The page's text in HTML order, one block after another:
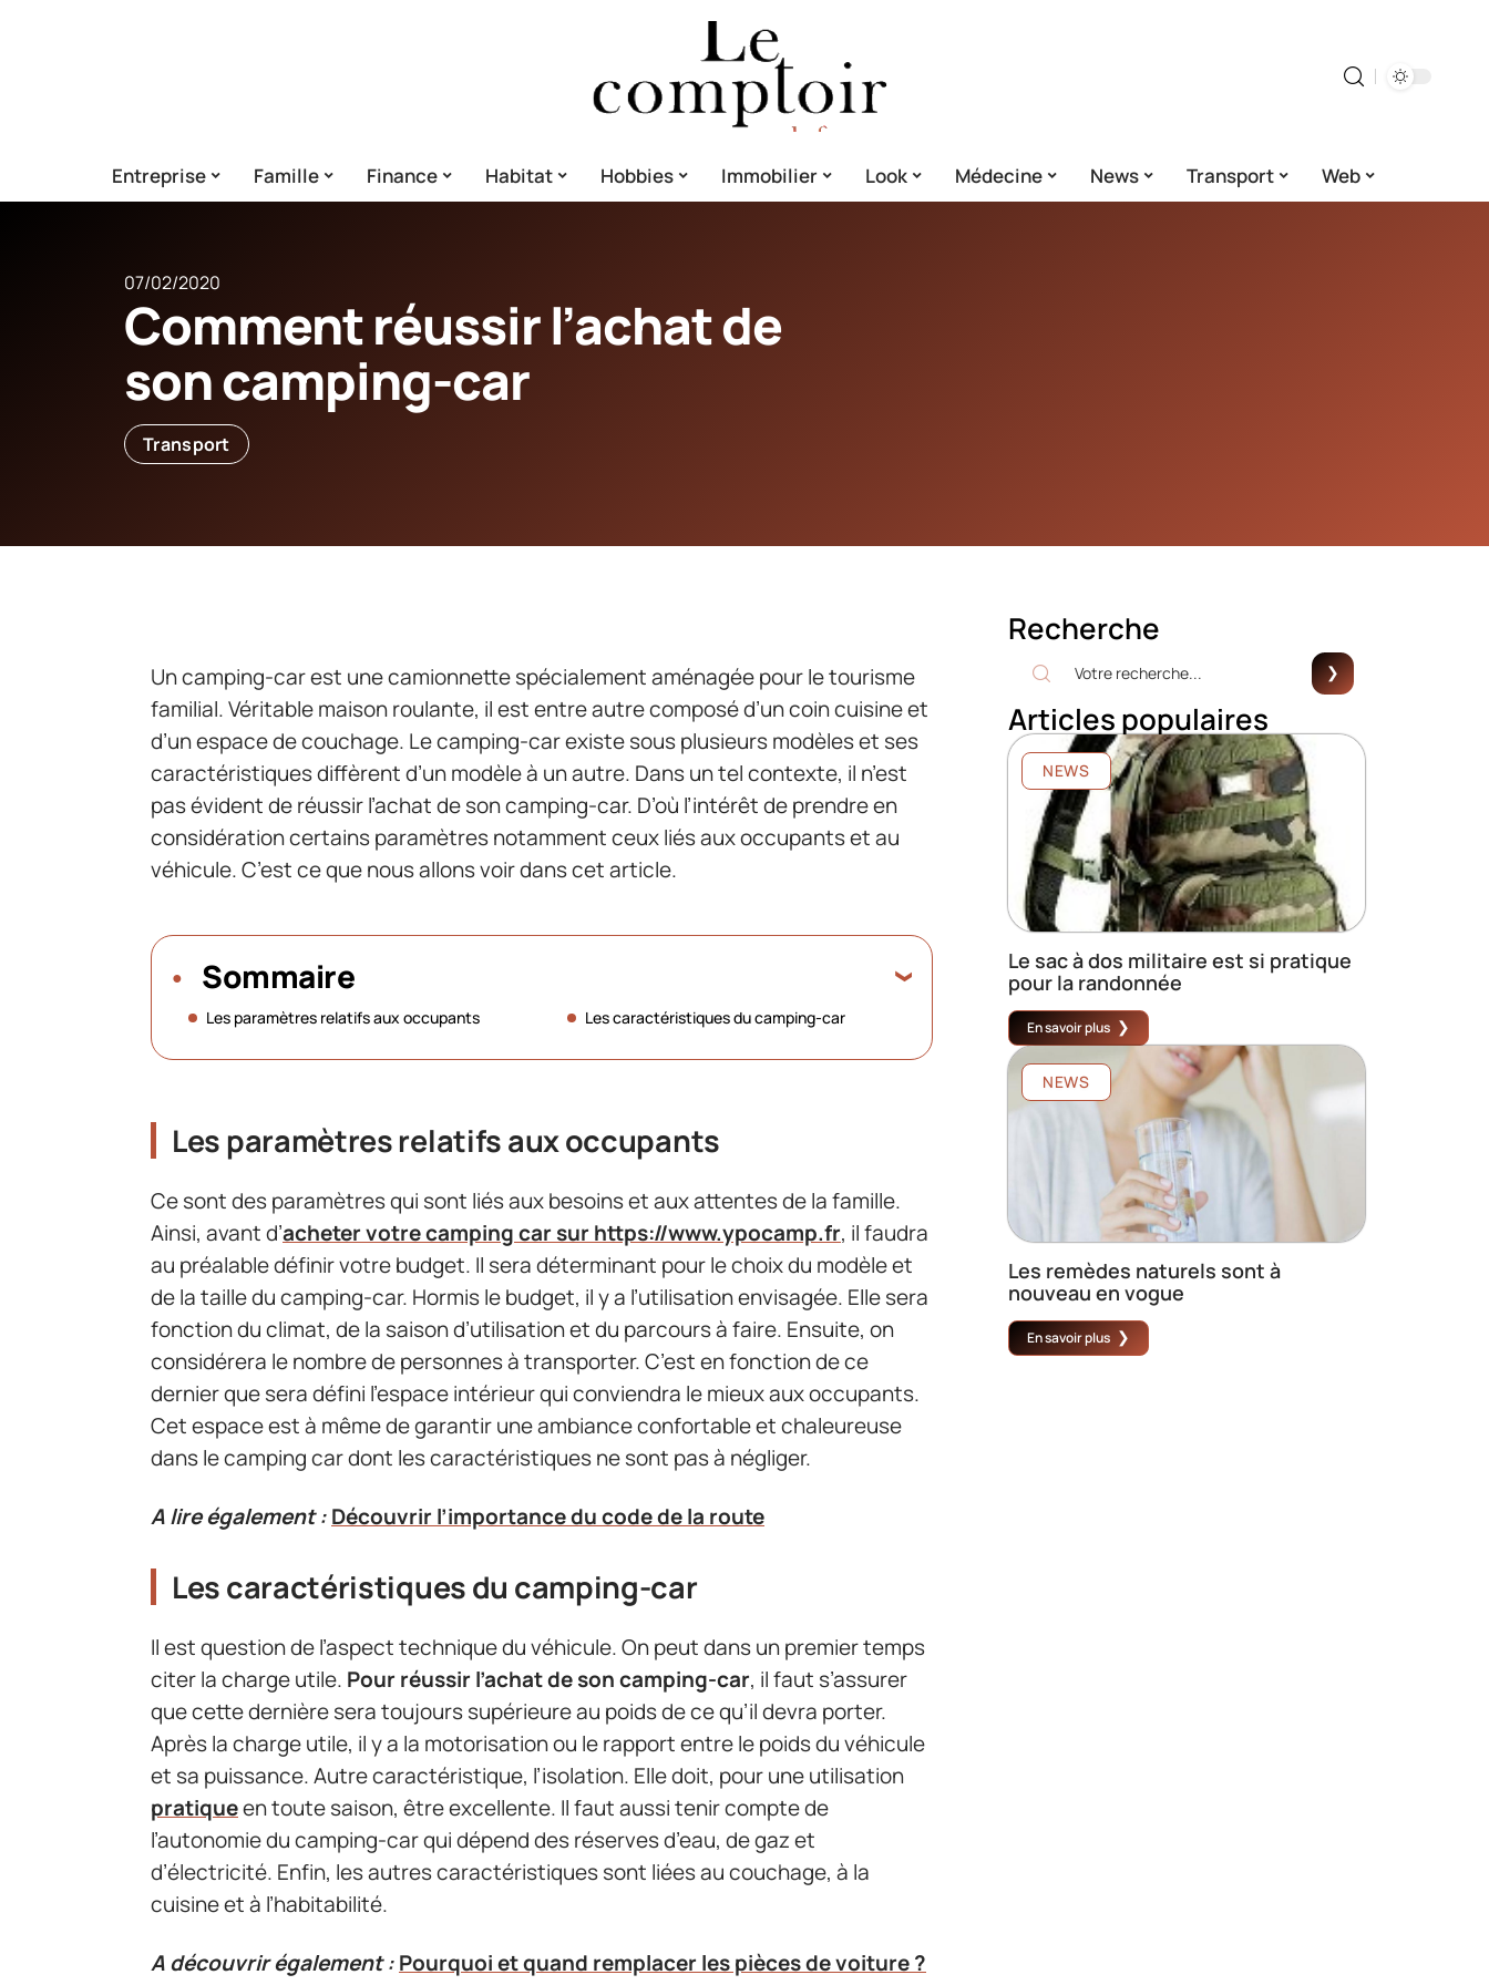
Entreprise Famille Finance Habitat Hobbies Immobilier Look Médecine News Transport Web
07/02/2020
Comment réussir l’achat de
son camping-car
Transport
Un camping-car est une camionnette spécialement aménagée pour le tourisme
familial. Véritable maison roulante, il est entre autre composé d’un coin cuisine et
d’un espace de couchage. Le camping-car existe sous plusieurs modèles et ses
caractéristiques diffèrent d’un modèle à un autre. Dans un tel contexte, il n’est
pas évident de réussir l’achat de son camping-car. D’où l’intérêt de prendre en
considération certains paramètres notamment ceux liés aux occupants et au
véhicule. C’est ce que nous allons voir dans cet article.
Sommaire
Les paramètres relatifs aux occupants Les caractéristiques du camping-car
Les paramètres relatifs aux occupants
Ce sont des paramètres qui sont liés aux besoins et aux attentes de la famille.
Ainsi, avant d’acheter votre camping car sur https://www.ypocamp.fr, il faudra
au préalable définir votre budget. Il sera déterminant pour le choix du modèle et
de la taille du camping-car. Hormis le budget, il y a l’utilisation envisagée. Elle sera
fonction du climat, de la saison d’utilisation et du parcours à faire. Ensuite, on
considérera le nombre de personnes à transporter. C’est en fonction de ce
dernier que sera défini l’espace intérieur qui conviendra le mieux aux occupants.
Cet espace est à même de garantir une ambiance confortable et chaleureuse
dans le camping car dont les caractéristiques ne sont pas à négliger.
A lire également :Découvrir l’importance du code de la route
Les caractéristiques du camping-car
Il est question de l’aspect technique du véhicule. On peut dans un premier temps
citer la charge utile. Pour réussir l’achat de son camping-car, il faut s’assurer
que cette dernière sera toujours supérieure au poids de ce qu’il devra porter.
Après la charge utile, il y a la motorisation ou le rapport entre le poids du véhicule
et sa puissance. Autre caractéristique, l’isolation. Elle doit, pour une utilisation
pratiqueen toute saison, être excellente. Il faut aussi tenir compte de
l’autonomie du camping-car qui dépend des réserves d’eau, de gaz et
d’électricité. Enfin, les autres caractéristiques sont liées au couchage, à la
cuisine et à l’habitabilité.
A découvrir également :Pourquoi et quand remplacer les pièces de voiture ?
Recherche
Articles populaires
NEWS
Le sac à dos militaire est si pratique
pour la randonnée
En savoir plus
NEWS
Les remèdes naturels sont à
nouveau en vogue
En savoir plus